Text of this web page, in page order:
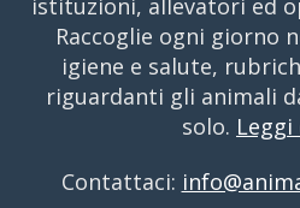
istituzioni, allevatori ed
Raccoglie ogni giorno
igiene e salute,
riguardanti gli animali
solo.
Contattaci: